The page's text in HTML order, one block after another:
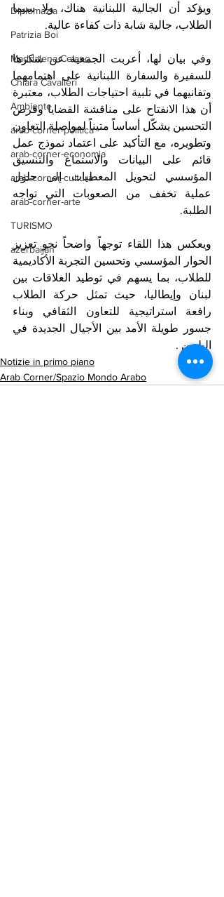
Diplomazia
Patrizia Boi
Maddalena Celano
Chiara Cavalieri
Ambiente
arab-corner-politica
arab-corner-economia
arab-corner-cultura
arab-corner-arte
TURISMO
azerbaijan
ويؤكد أن الجالية اللبنانية هناك، ولا سيما
الطلاب، جالية شابة ذات كفاءة عالية.
وفي بيان لها، أعربت الجمعية عن شكرها
أن هذا الانفتاح على مناقشة القضايا وفرص
التحسين يشكّل أساساً متيناً لمواصلة التعاون
قائم على البيانات والاستماع والتنسيق
المؤسسي لتحويل المعطيات إلى حلول
الطلبة.
البلدين .
Notizie in primo piano
Arab Corner/Spazio Mondo Arabo